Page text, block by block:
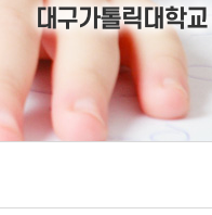
대구가톨릭대학